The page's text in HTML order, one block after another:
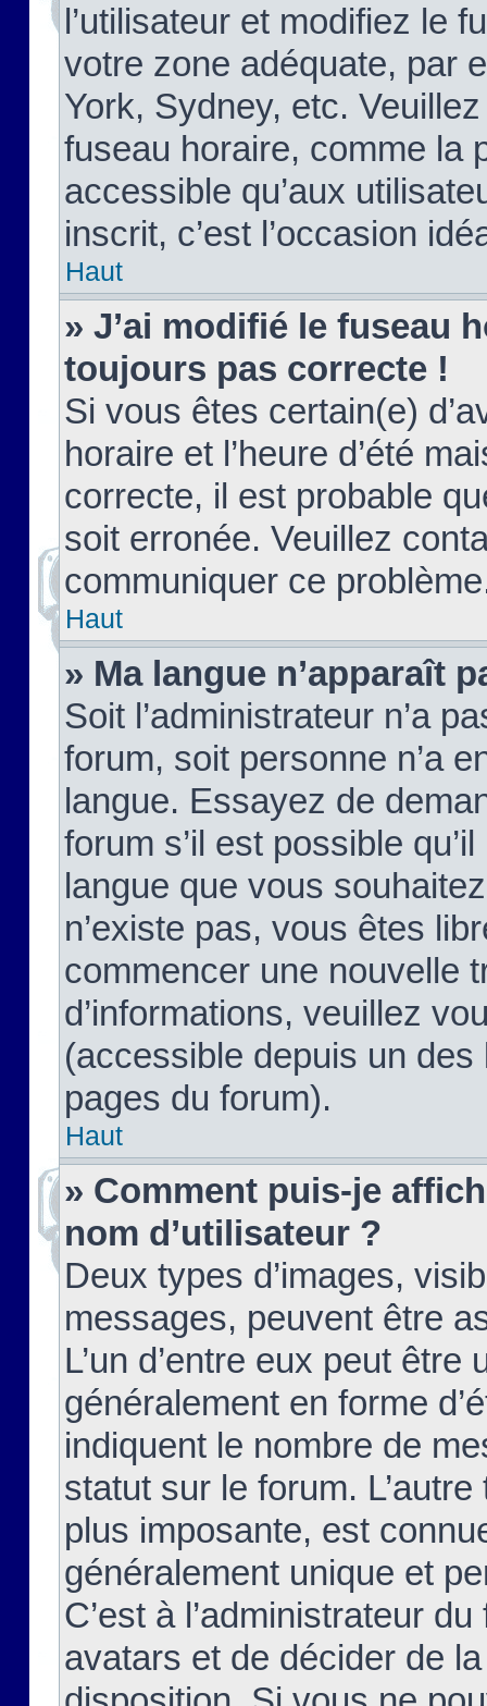
l’utilisateur et modifiez le
votre zone adéquate, par
York, Sydney, etc.
fuseau horaire, comme la
accessible qu’aux
inscrit, c’est l’occasion
Haut
» J’ai modifié le fuseau
toujours pas correcte !
Si vous êtes certain(e)
horaire et l’heure d’été
correcte, il est probable
soit erronée. Veuillez
communiquer ce
Haut
» Ma langue n’apparaît
Soit l’administrateur n’a
forum, soit personne n’a
langue. Essayez de
forum s’il est possible
langue que vous
n’existe pas, vous êtes
commencer une nouvelle
d’informations, veuillez
(accessible depuis un
pages du forum).
Haut
» Comment puis-je
nom d’utilisateur ?
Deux types d’images,
messages, peuvent être
L’un d’entre eux peut
généralement en forme
indiquent le nombre de
statut sur le forum.
plus imposante, est
généralement unique et
C’est à l’administrateur
avatars et de décider de